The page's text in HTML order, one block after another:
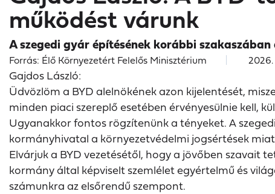
működést várunk
A szegedi gyár építésének korábbi
Forrás: Élő Környezetért Felelős Minisztérium 2026.
Gajdos László:
Üdvözlöm a BYD alelnökének azon kijelentését,
minden piaci szereplő esetében érvényesülnie kell,
Ugyanakkor fontos rögzítenünk a tényeket. A
kormányhivatal a környezetvédelmi jogsértések
Elvárjuk a BYD vezetésétől, hogy a jövőben szavait
kormány által képviselt szemlélet egyértelmű és
számunkra az elsőrendű szempont.